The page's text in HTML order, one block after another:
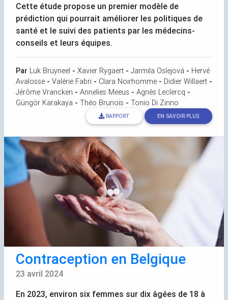
Cette étude propose un premier modèle de
prédiction qui pourrait améliorer les politiques de
santé et le suivi des patients par les médecins-
conseils et leurs équipes.
Par Luk Bruyneel - Xavier Rygaert - Jarmila Oslejová - Hervé
Avalosse - Valérie Fabri - Clara Noirhomme - Didier Willaert -
Jérôme Vrancken - Annelies Meeus - Agnès Leclercq -
Güngör Karakaya - Théo Brunois - Tonio Di Zinno
RAPPORT EN SAVOIR PLUS
Contraception en Belgique
23 avril 2024
En 2023, environ six femmes sur dix âgées de 18 à